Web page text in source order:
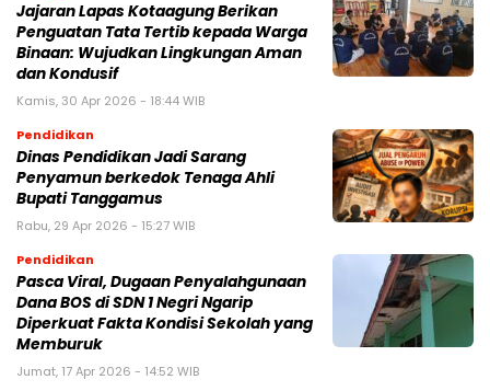
Jajaran Lapas Kotaagung Berikan
Penguatan Tata Tertib kepada Warga
Binaan: Wujudkan Lingkungan Aman
dan Kondusif
Kamis, 30 Apr 2026 - 18:44 WIB
Pendidikan
Dinas Pendidikan Jadi Sarang
Penyamun berkedok Tenaga Ahli
Bupati Tanggamus
Rabu, 29 Apr 2026 - 15:27 WIB
Pendidikan
Pasca Viral, Dugaan Penyalahgunaan
Dana BOS di SDN 1 Negri Ngarip
Diperkuat Fakta Kondisi Sekolah yang
Memburuk
Jumat, 17 Apr 2026 - 14:52 WIB